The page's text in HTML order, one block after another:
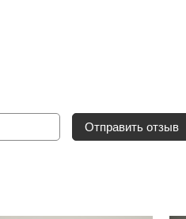
Отправить отзыв